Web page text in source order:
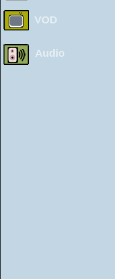
VOD
Audio